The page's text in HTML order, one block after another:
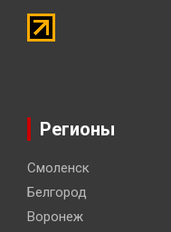
Регионы
Смоленск
Белгород
Воронеж